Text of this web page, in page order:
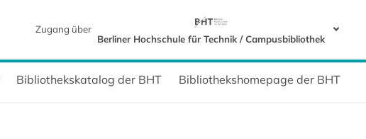
Zugang über
Berliner Hochschule für Technik / Campusbibliothek
Bibliothekskatalog der BHT Bibliothekshomepage der BHT